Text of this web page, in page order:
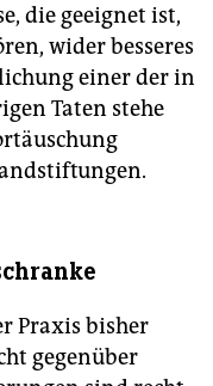
die geeignet ist,
wider besseres
einer der in
Taten stehe
Praxis bisher
gegenüber